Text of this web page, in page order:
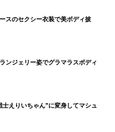
スのセクシー衣装で美ボディ披
ンジェリー姿でグラマラスボディ
えりいちゃん”に変身してマシュ